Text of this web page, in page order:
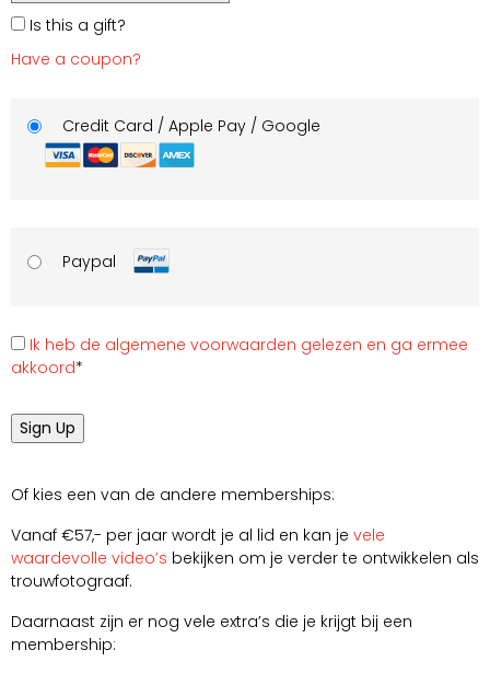
Is this a gift?
Have a coupon?
Credit Card / Apple Pay / Google
Paypal
Ik heb de algemene voorwaarden gelezen en ga ermee
akkoord*
No val
Of kies een van de andere memberships:
Vanaf €57,- per jaar wordt je al lid en kan je vele
waardevolle video’s bekijken om je verder te ontwikkelen als
trouwfotograaf.
Daarnaast zijn er nog vele extra’s die je krijgt bij een
membership: